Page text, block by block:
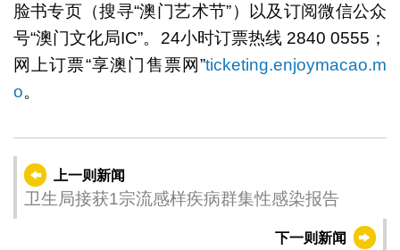
脸书专页（搜寻“澳门艺术节”）以及订阅微信公众
号“澳门文化局IC”。24小时订票热线 2840 0555；
网上订票“享澳门售票网”ticketing.enjoymacao.m
o。
上一则新闻
卫生局接获1宗流感样疾病群集性感染报告
下一则新闻